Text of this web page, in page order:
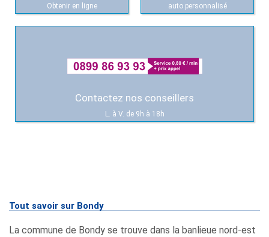
Obtenir en ligne auto personnalisé
Contactez nos conseillers
L. à V. de 9h à 18h
Tout savoir sur Bondy
La commune de Bondy se trouve dans la banlieue nord-est